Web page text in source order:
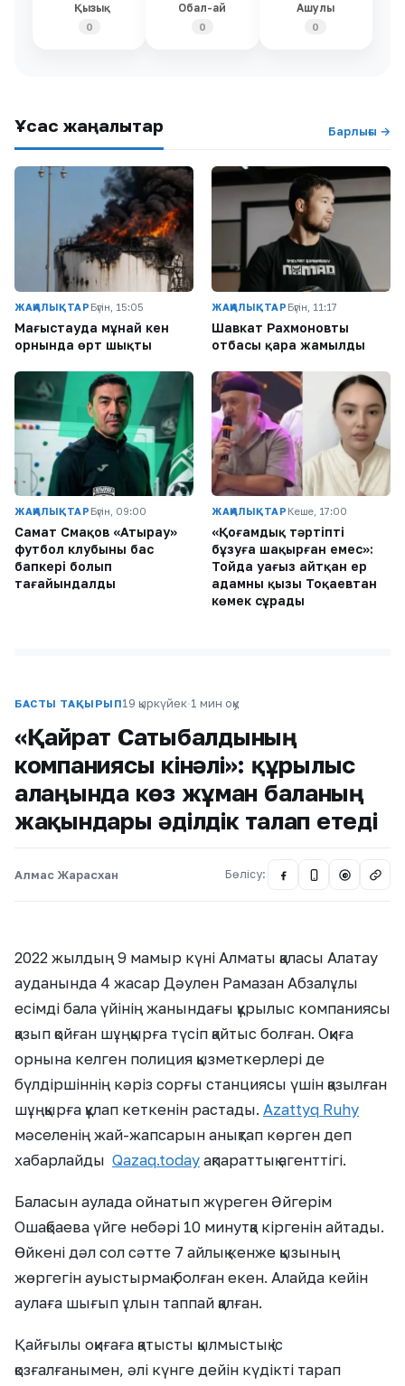
Қызық
0
Обал-ай
0
Ашулы
0
Ұқсас жаңалықтар Барлығы →
ЖАҢАЛЫҚТАР Бүгін, 15:05
Маңғыстауда мұнай кен
орнында өрт шықты
ЖАҢАЛЫҚТАР Бүгін, 11:17
Шавкат Рахмоновтың
отбасы қара жамылды
ЖАҢАЛЫҚТАР Бүгін, 09:00
Самат Смақов «Атырау»
футбол клубының бас
бапкері болып
тағайындалды
ЖАҢАЛЫҚТАР Кеше, 17:00
«Қоғамдық тәртіпті
бұзуға шақырған емес»:
Тойда уағыз айтқан ер
адамның қызы Тоқаевтан
көмек сұрады
БАСТЫ ТАҚЫРЫП19 қыркүйек·1 мин оқу
«Қайрат Сатыбалдының
компаниясы кінәлі»: құрылыс
алаңында көз жұмған баланың
жақындары әділдік талап етеді
Алмас Жарасхан Бөлісу: @
2022 жылдың 9 мамыр күні Алматы қаласы Алатау
ауданында 4 жасар Дәулен Рамазан Абзалұлы
есімді бала үйінің жанындағы құрылыс компаниясы
қазып қойған шұңқырға түсіп қайтыс болған. Оқиға
орнына келген полиция қызметкерлері де
бүлдіршіннің кәріз сорғы станциясы үшін қазылған
шұңқырға құлап кеткенін растады. Azattyq Ruhy
мәселенің жай-жапсарын анықтап көрген деп
хабарлайды Qazaq.today ақпараттық агенттігі.
Баласын аулада ойнатып жүреген Әйгерім
Ошақбаева үйге небәрі 10 минутқа кіргенін айтады.
Өйкені дәл сол сәтте 7 айлық кенже қызының
жөргегін ауыстырмақ болған екен. Алайда кейін
аулаға шығып ұлын таппай қалған.
Қайғылы оқиғаға қатысты қылмыстық іс
қозғалғанымен, әлі күнге дейін күдікті тарап